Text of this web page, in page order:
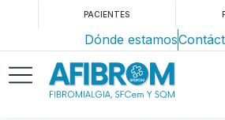
PACIENTES
Dónde estamos